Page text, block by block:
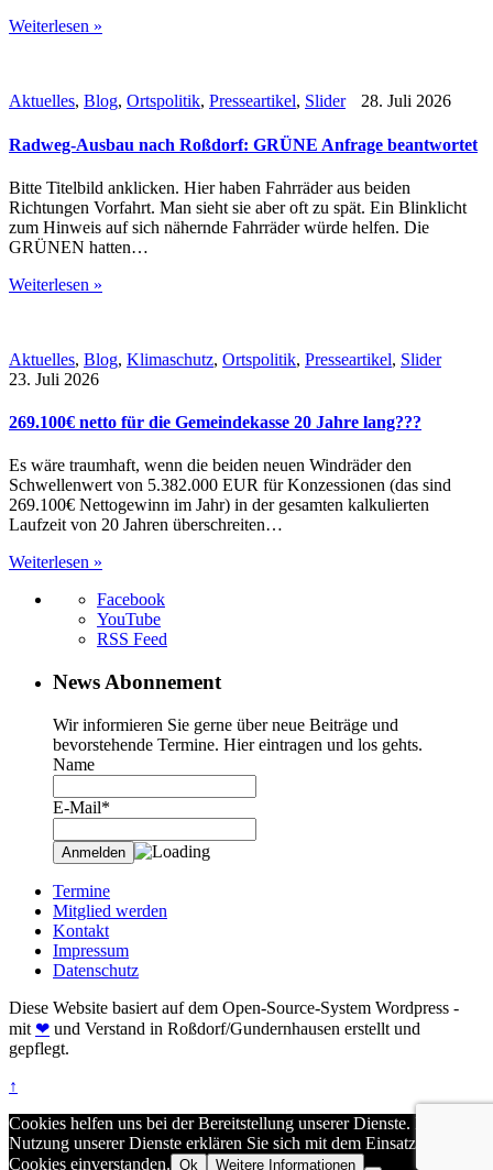
Weiterlesen »
Aktuelles, Blog, Ortspolitik, Presseartikel, Slider 28. Juli 2026
Radweg-Ausbau nach Roßdorf: GRÜNE Anfrage beantwortet
Bitte Titelbild anklicken. Hier haben Fahrräder aus beiden
Richtungen Vorfahrt. Man sieht sie aber oft zu spät. Ein Blinklicht
zum Hinweis auf sich nähernde Fahrräder würde helfen. Die
GRÜNEN hatten…
Weiterlesen »
Aktuelles, Blog, Klimaschutz, Ortspolitik, Presseartikel, Slider
23. Juli 2026
269.100€ netto für die Gemeindekasse 20 Jahre lang???
Es wäre traumhaft, wenn die beiden neuen Windräder den
Schwellenwert von 5.382.000 EUR für Konzessionen (das sind
269.100€ Nettogewinn im Jahr) in der gesamten kalkulierten
Laufzeit von 20 Jahren überschreiten…
Weiterlesen »
Facebook
YouTube
RSS Feed
News Abonnement
Wir informieren Sie gerne über neue Beiträge und
bevorstehende Termine. Hier eintragen und los gehts.
Name
E-Mail*
Termine
Mitglied werden
Kontakt
Impressum
Datenschutz
Diese Website basiert auf dem Open-Source-System Wordpress -
mit ❤ und Verstand in Roßdorf/Gundernhausen erstellt und
gepflegt.
↑
Cookies helfen uns bei der Bereitstellung unserer Dienste. Durch die
Nutzung unserer Dienste erklären Sie sich mit dem Einsatz von
Cookies einverstanden. Ok Weitere Informationen